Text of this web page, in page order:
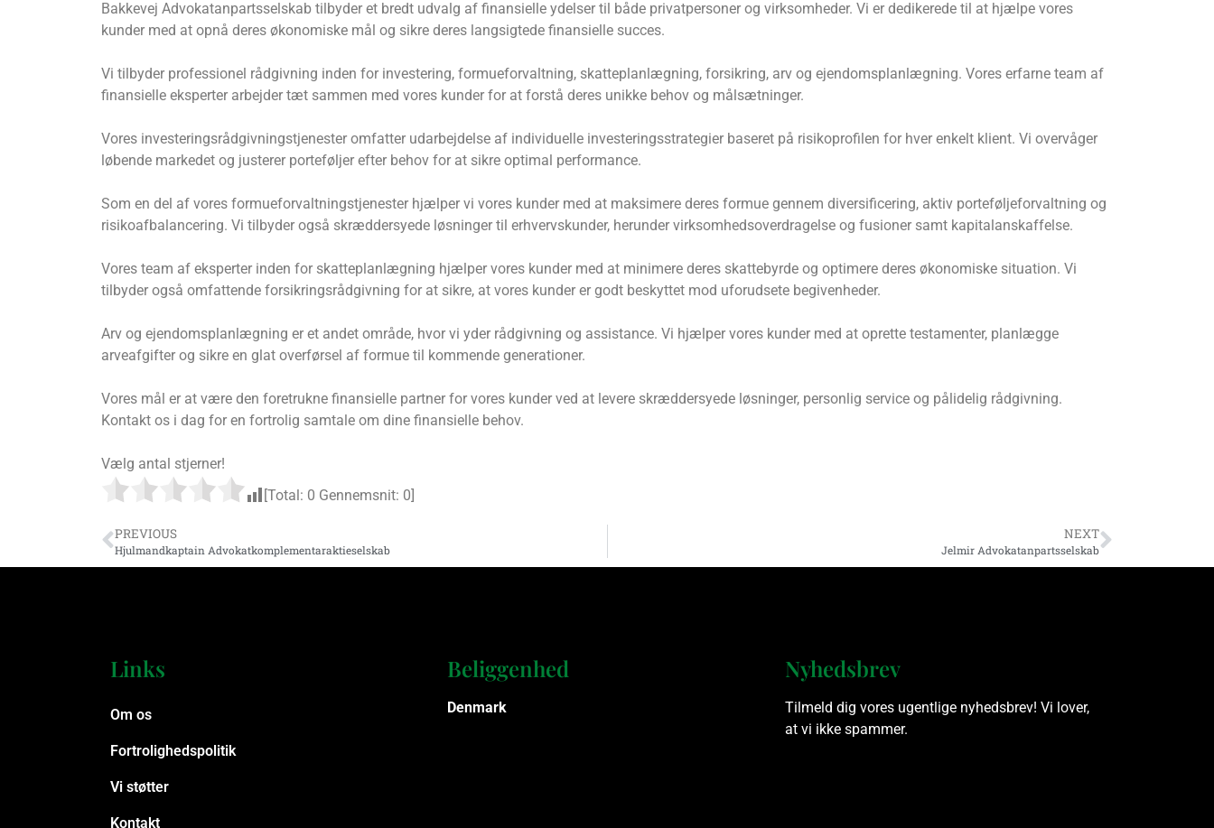
Bakkevej Advokatanpartsselskab tilbyder et bredt udvalg af finansielle ydelser til både privatpersoner og virksomheder. Vi er dedikerede til at hjælpe vores
kunder med at opnå deres økonomiske mål og sikre deres langsigtede finansielle succes.
Vi tilbyder professionel rådgivning inden for investering, formueforvaltning, skatteplanlægning, forsikring, arv og ejendomsplanlægning. Vores erfarne team af
finansielle eksperter arbejder tæt sammen med vores kunder for at forstå deres unikke behov og målsætninger.
Vores investeringsrådgivningstjenester omfatter udarbejdelse af individuelle investeringsstrategier baseret på risikoprofilen for hver enkelt klient. Vi overvåger
løbende markedet og justerer porteføljer efter behov for at sikre optimal performance.
Som en del af vores formueforvaltningstjenester hjælper vi vores kunder med at maksimere deres formue gennem diversificering, aktiv porteføljeforvaltning og
risikoafbalancering. Vi tilbyder også skræddersyede løsninger til erhvervskunder, herunder virksomhedsoverdragelse og fusioner samt kapitalanskaffelse.
Vores team af eksperter inden for skatteplanlægning hjælper vores kunder med at minimere deres skattebyrde og optimere deres økonomiske situation. Vi
tilbyder også omfattende forsikringsrådgivning for at sikre, at vores kunder er godt beskyttet mod uforudsete begivenheder.
Arv og ejendomsplanlægning er et andet område, hvor vi yder rådgivning og assistance. Vi hjælper vores kunder med at oprette testamenter, planlægge
arveafgifter og sikre en glat overførsel af formue til kommende generationer.
Vores mål er at være den foretrukne finansielle partner for vores kunder ved at levere skræddersyede løsninger, personlig service og pålidelig rådgivning.
Kontakt os i dag for en fortrolig samtale om dine finansielle behov.
Vælg antal stjerner!
[Total: 0 Gennemsnit: 0]
PREVIOUS
Hjulmandkaptain Advokatkomplementaraktieselskab
NEXT
Jelmir Advokatanpartsselskab
Links
Om os
Fortrolighedspolitik
Vi støtter
Kontakt
Beliggenhed
Denmark
Nyhedsbrev
Tilmeld dig vores ugentlige nyhedsbrev! Vi lover,
at vi ikke spammer.